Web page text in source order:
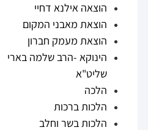
הוצאה אילנא דחיי
הוצאת מאבני המקום
הוצאת מעמק חברון
הינוקא -הרב שלמה בארי
שליט"א
הלכה
הלכות ברכות
הלכות בשר וחלב